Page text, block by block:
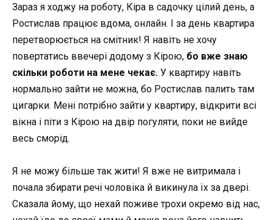
Зараз я ходжу на роботу, Кіра в садочку цілий день, а
Ростислав працює вдома, онлайн. І за день квартира
перетворюється на смітник! Я навіть не хочу
повертатись ввечері додому з Кірою, бо вже знаю
скільки роботи на мене чекає. У квартиру навіть
нормально зайти не можна, бо Ростислав палить там
цигарки. Мені потрібно зайти у квартиру, відкрити всі
вікна і піти з Кірою на двір погуляти, поки не вийде
весь сморід.
Я не можу більше так жити! Я вже не витримала і
почала збирати речі чоловіка й викинула їх за двері.
Сказала йому, що нехай поживе трохи окремо від нас,